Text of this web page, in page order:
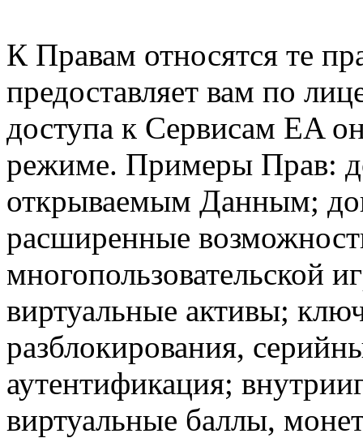
К Правам относятся те
предоставляет вам по
доступа к Сервисам EA
режиме. Примеры Прав:
открываемым Данным;
расширенные
многопользовательской
виртуальные активы;
разблокирования,
аутентификация;
виртуальные баллы,